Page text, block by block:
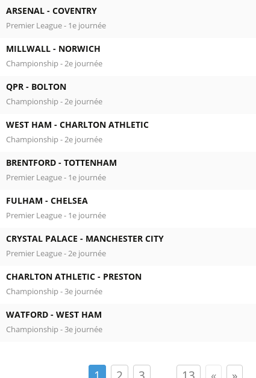
ARSENAL - COVENTRY
Premier League - 1e journée
MILLWALL - NORWICH
Championship - 2e journée
QPR - BOLTON
Championship - 2e journée
WEST HAM - CHARLTON ATHLETIC
Championship - 2e journée
BRENTFORD - TOTTENHAM
Premier League - 1e journée
FULHAM - CHELSEA
Premier League - 1e journée
CRYSTAL PALACE - MANCHESTER CITY
Premier League - 2e journée
CHARLTON ATHLETIC - PRESTON
Championship - 3e journée
WATFORD - WEST HAM
Championship - 3e journée